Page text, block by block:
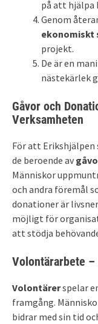
på att hjälpa
Genom
ekonomiskt
projekt.
De är en
nästekärlek
Gåvor och
Verksamheten
För att
de beroende av
Människor
och andra föremål
donationer är
möjligt för
att stödja
Volontärarbete –
Volontärerspelar
framgång.
bidrar med sin tid